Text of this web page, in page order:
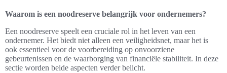
Waarom is een noodreserve belangrijk voor ondernemers?
Een noodreserve speelt een cruciale rol in het leven van een
ondernemer. Het biedt niet alleen een veiligheidsnet, maar het is
ook essentieel voor de voorbereiding op onvoorziene
gebeurtenissen en de waarborging van financiële stabiliteit. In deze
sectie worden beide aspecten verder belicht.